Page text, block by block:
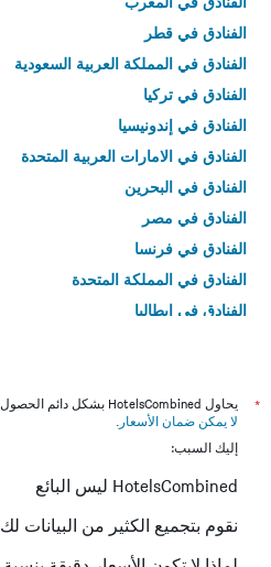
الفنادق في قطر
الفنادق في المملكة العربية السعودية
الفنادق في تركيا
الفنادق في إندونيسيا
الفنادق في الامارات العربية المتحدة
الفنادق في البحرين
الفنادق في مصر
الفنادق في فرنسا
الفنادق في المملكة المتحدة
الفنادق في إيطاليا
*
يحاول HotelsCombined بشكل دائم الحصول على الأسعار الدقيقة، ولكن
لا يمكن ضمان الأسعار .
إليك السبب:
HotelsCombined ليس البائع
نقوم بتجميع الكثير من البيانات لك